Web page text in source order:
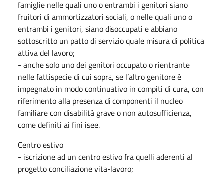
famiglie nelle quali uno o entrambi i genitori siano
fruitori di ammortizzatori sociali, o nelle quali uno o
entrambi i genitori, siano disoccupati e abbiano
sottoscritto un patto di servizio quale misura di politica
attiva del lavoro;
- anche solo uno dei genitori occupato o rientrante
nelle fattispecie di cui sopra, se l’altro genitore è
impegnato in modo continuativo in compiti di cura, con
riferimento alla presenza di componenti il nucleo
familiare con disabilità grave o non autosufficienza,
come definiti ai fini isee.
Centro estivo
- iscrizione ad un centro estivo fra quelli aderenti al
progetto conciliazione vita-lavoro;